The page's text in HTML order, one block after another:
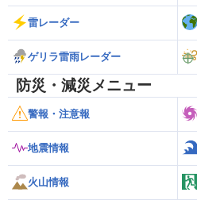
雷レーダー
ゲリラ雷雨レーダー
防災・減災メニュー
警報・注意報
地震情報
火山情報